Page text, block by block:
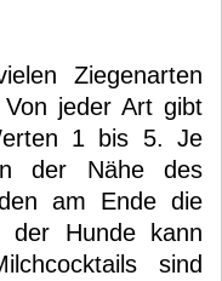
Ziegenarten
jeder Art gibt
1 bis 5. Je
der Nähe des
am Ende die
der Hunde kann
sind